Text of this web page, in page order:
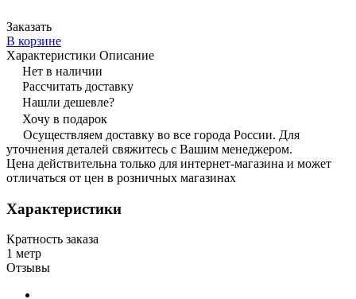
Заказать
В корзине
Характеристики Описание
Нет в наличии
Рассчитать доставку
Нашли дешевле?
Хочу в подарок
Осуществляем доставку во все города России. Для
уточнения деталей свяжитесь с Вашим менеджером.
Цена действительна только для интернет-магазина и может
отличаться от цен в розничных магазинах
Характеристики
Кратность заказа
1 метр
Отзывы